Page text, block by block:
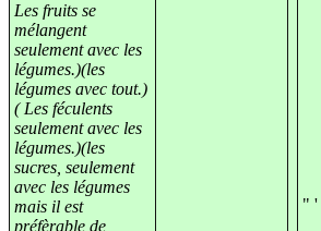
Les fruits se
mélangent
seulement avec les
légumes.)(les
légumes avec tout.)
( Les féculents
seulement avec les
légumes.)(les
sucres, seulement
avec les légumes
mais il est
préfèrable de